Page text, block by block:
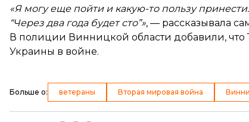
«Я могу еще пойти и какую-то пользу
“Через два года будет сто”», — рассказывала
В полиции Винницкой области добавили, что
Украины в войне.
Больше о: ветераны Вторая мировая война